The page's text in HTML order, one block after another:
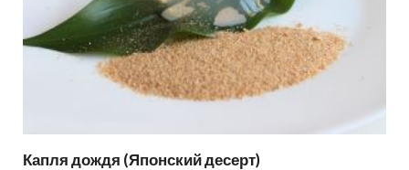
Капля дождя (Японский десерт)